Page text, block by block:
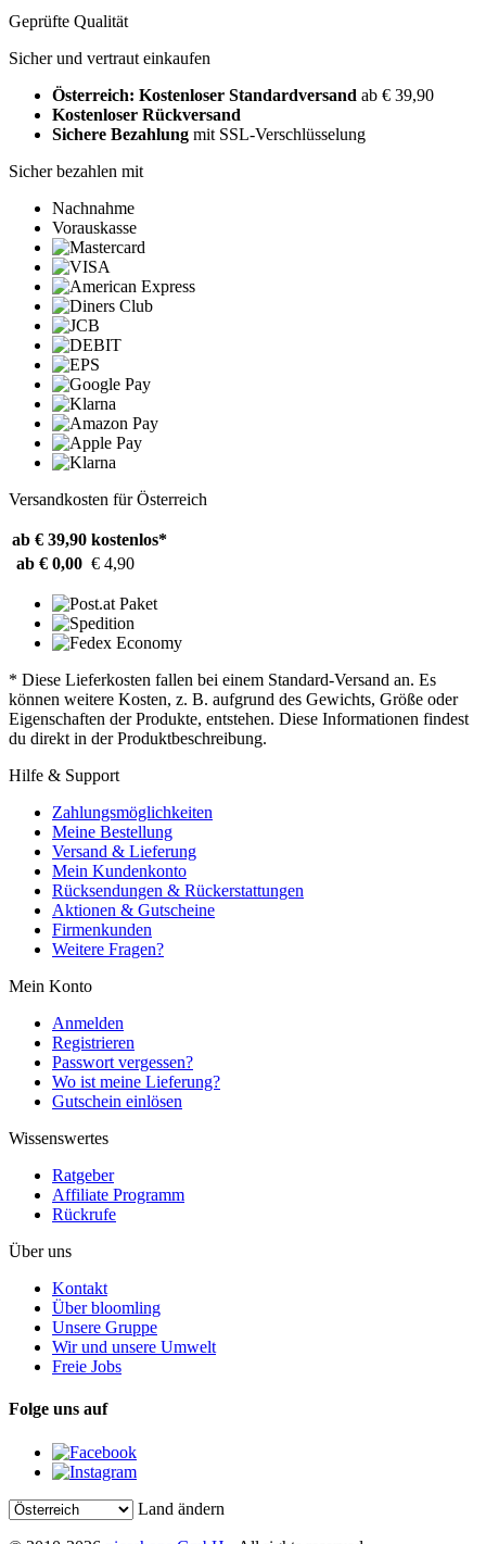
Geprüfte Qualität
Sicher und vertraut einkaufen
Österreich: Kostenloser Standardversand ab € 39,90
Kostenloser Rückversand
Sichere Bezahlung mit SSL-Verschlüsselung
Sicher bezahlen mit
Nachnahme
Vorauskasse
Versandkosten für Österreich
ab € 39,90 kostenlos*
ab € 0,00 € 4,90
* Diese Lieferkosten fallen bei einem Standard-Versand an. Es
können weitere Kosten, z. B. aufgrund des Gewichts, Größe oder
Eigenschaften der Produkte, entstehen. Diese Informationen findest
du direkt in der Produktbeschreibung.
Hilfe & Support
Zahlungsmöglichkeiten
Meine Bestellung
Versand & Lieferung
Mein Kundenkonto
Rücksendungen & Rückerstattungen
Aktionen & Gutscheine
Firmenkunden
Weitere Fragen?
Mein Konto
Anmelden
Registrieren
Passwort vergessen?
Wo ist meine Lieferung?
Gutschein einlösen
Wissenswertes
Ratgeber
Affiliate Programm
Rückrufe
Über uns
Kontakt
Über bloomling
Unsere Gruppe
Wir und unsere Umwelt
Freie Jobs
Folge uns auf
Land ändern